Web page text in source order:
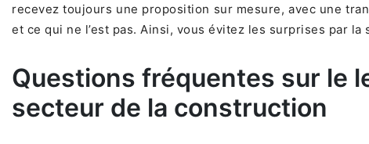
recevez toujours une proposition sur mesure, avec une
et ce qui ne l’est pas. Ainsi, vous évitez les surprises par la
Questions fréquentes sur le
secteur de la construction